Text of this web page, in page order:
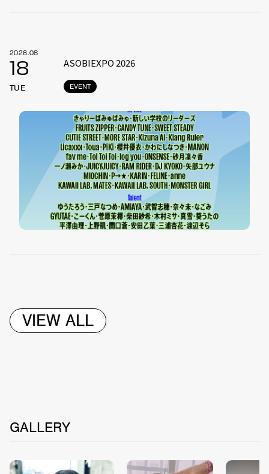
2026.08
18
TUE EVENT
ASOBIEXPO 2026
VIEW ALL
GALLERY